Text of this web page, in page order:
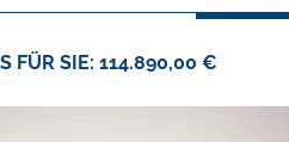
FÜR SIE: 114.890,00 €